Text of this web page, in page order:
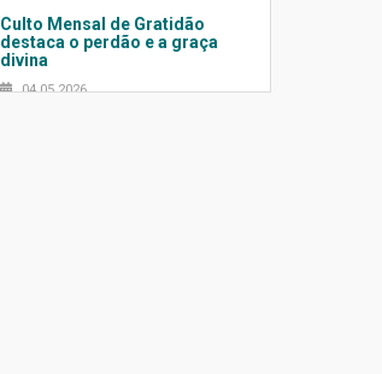
Culto Mensal de Gratidão
destaca o perdão e a graça
divina
04.05.2026